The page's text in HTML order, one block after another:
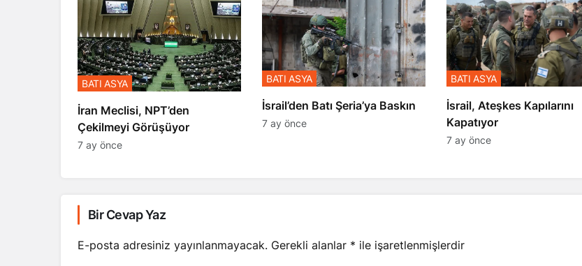
İran Meclisi, NPT’den
Çekilmeyi Görüşüyor
BATI ASYA
7 ay önce
​​​​​​​İsrail’den Batı Şeria’ya Baskın
BATI ASYA
7 ay önce
İsrail, Ateşkes Kapılarını
Kapatıyor
BATI ASYA
7 ay önce
Bir Cevap Yaz
E-posta adresiniz yayınlanmayacak. Gerekli alanlar * ile işaretlenmişlerdir